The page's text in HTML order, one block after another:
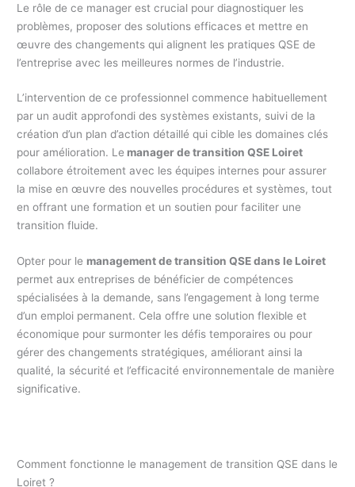
Le rôle de ce manager est crucial pour diagnostiquer les
problèmes, proposer des solutions efficaces et mettre en
œuvre des changements qui alignent les pratiques QSE de
l’entreprise avec les meilleures normes de l’industrie.
L’intervention de ce professionnel commence habituellement
par un audit approfondi des systèmes existants, suivi de la
création d’un plan d’action détaillé qui cible les domaines clés
pour amélioration. Le manager de transition QSE Loiret
collabore étroitement avec les équipes internes pour assurer
la mise en œuvre des nouvelles procédures et systèmes, tout
en offrant une formation et un soutien pour faciliter une
transition fluide.
Opter pour le management de transition QSE dans le Loiret
permet aux entreprises de bénéficier de compétences
spécialisées à la demande, sans l’engagement à long terme
d’un emploi permanent. Cela offre une solution flexible et
économique pour surmonter les défis temporaires ou pour
gérer des changements stratégiques, améliorant ainsi la
qualité, la sécurité et l’efficacité environnementale de manière
significative.
Comment fonctionne le management de transition QSE dans le
Loiret ?